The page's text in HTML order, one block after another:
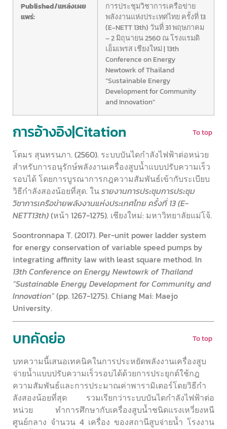
Published/แหล่งเผย
แพร่:
การประชุมวิชาการเครือข่าย
พลังงานแห่งประเทศไทย ครั้งที่ 13
(E-NETT 13th) วันที่ 31 พฤษภาคม
– 2 มิถุนายน 2560 ณ โรงแรมดิ
เอ็มเพรส เชียงใหม่ | 13th
Conference on Energy
Newtowrk of Thailand
“Sustainable Energy
Development for Community
and Innovation”
การอ้างอิง|Citation To top
โตมร สุนทรนภา. (2560). ระบบบันไดกำลังไฟฟ้าต่อหน่วย
สำหรับการอนุรักษ์พลังงานเครื่องสูบน้ำแบบปรับความเร็ว
รอบได้ โดยการบูรณาการกฎความสัมพันธ์เข้ากับระเบียบ
วิธีกำลังสองน้อยที่สุด. ในรายงานการประชุมการประชุม
วิชาการเครือข่ายพลังงานแห่งประเทศไทย ครั้งที่ 13 (E-
NETT13th)(หน้า 1267-1275). เชียงใหม่: มหาวิทยาลัยแม่โจ้.
Soontronnapa T. (2017). Per-unit power ladder system
for energy conservation of variable speed pumps by
integrating affinity law with least square method. In
13th Conference on Energy Newtowrk of Thailand
“Sustainable Energy Development for Community and
Innovation”(pp. 1267-1275). Chiang Mai: Maejo
University.
บทคัดย่อ To top
บทความนี้เสนอเทคนิคในการประหยัดพลังงานเครื่องสูบ
จ่ายน้ำแบบปรับความเร็วรอบได้ด้วยการประยุกต์ใช้กฎ
ความสัมพันธ์และการประมาณค่าพารามิเตอร์โดยวิธีกํา
ลังสองน้อยที่สุด รวมเรียกว่าระบบบันไดกําลังไฟฟ้าต่อ
หน่วย ทําการศึกษากับเครื่องสูบน้ำชนิดแรงเหวี่ยงหนี
ศูนย์กลาง จํานวน 4 เครื่อง ของสถานีสูบจ่ายน้ำ โรงงาน